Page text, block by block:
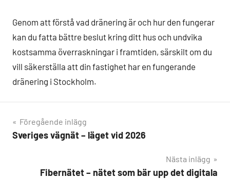
Genom att förstå vad dränering är och hur den fungerar
kan du fatta bättre beslut kring ditt hus och undvika
kostsamma överraskningar i framtiden, särskilt om du
vill säkerställa att din fastighet har en fungerande
dränering i Stockholm.
Inläggsnavigering
Föregående inlägg
Sveriges vägnät – läget vid 2026
Nästa inlägg
Fibernätet – nätet som bär upp det digitala